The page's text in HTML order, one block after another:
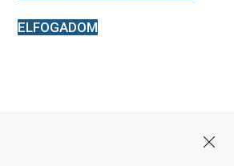
ELFOGADOM